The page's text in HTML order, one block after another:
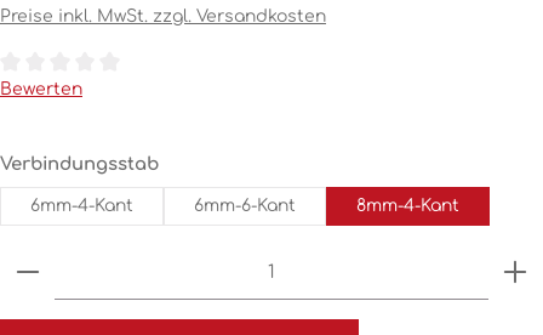
Preise inkl. MwSt. zzgl. Versandkosten
Durchschnittliche Bewertung von 0 von 5 Sternen
Bewerten
Verbindungsstabauswählen
6mm-4-Kant 6mm-6-Kant 8mm-4-Kant
Produkt Anzahl: Gib den gewünschten Wert